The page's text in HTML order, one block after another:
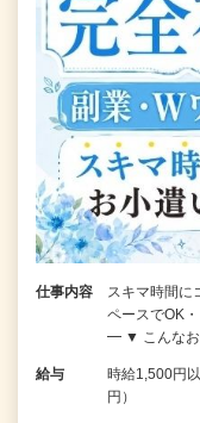
仕事内容
スキマ時間に
ペースで
━ ▼ こんな
給与
時給1,500円
円）